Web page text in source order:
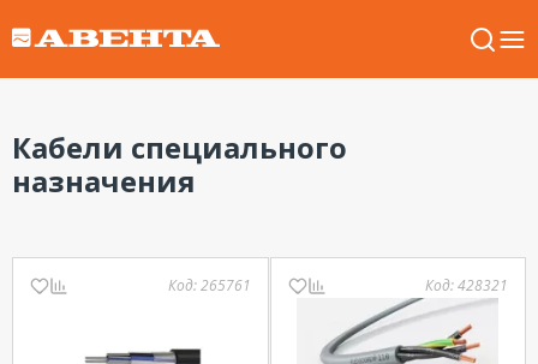
Кабели специального
назначения
Код:265761 Код:428321